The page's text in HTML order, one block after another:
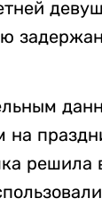
на
решила